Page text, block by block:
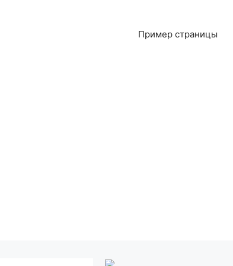
Пример страницы